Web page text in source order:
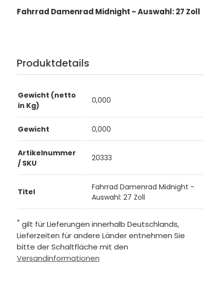
Fahrrad Damenrad Midnight - Auswahl: 27 Zoll
Produktdetails
Gewicht (netto
in Kg)
0,000
Gewicht 0,000
Artikelnummer
/ SKU
20333
Titel
Fahrrad Damenrad Midnight -
Auswahl: 27 Zoll
* gilt für Lieferungen innerhalb Deutschlands,
Lieferzeiten für andere Länder entnehmen Sie
bitte der Schaltfläche mit den
Versandinformationen